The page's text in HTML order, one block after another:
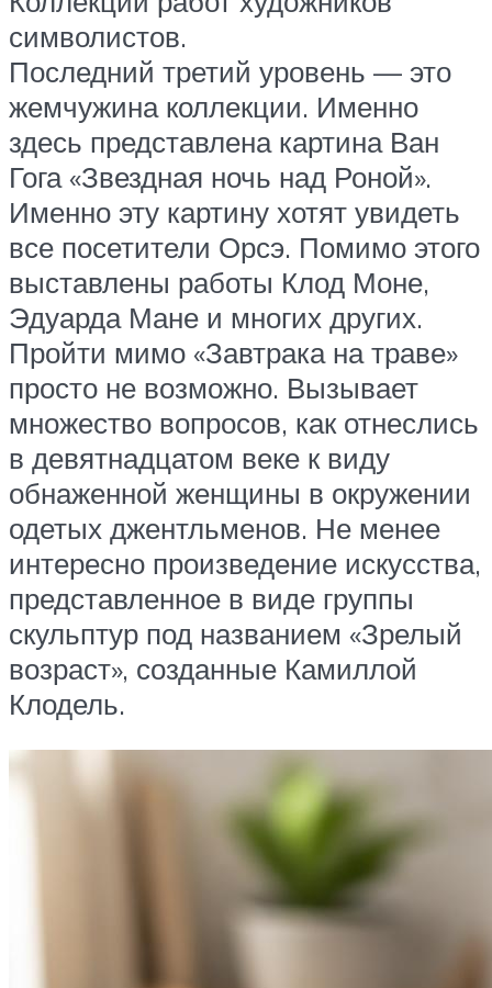
символистов.
Последний третий уровень — это
жемчужина коллекции. Именно
здесь представлена картина Ван
Гога «Звездная ночь над Роной».
Именно эту картину хотят увидеть
все посетители Орсэ. Помимо этого
выставлены работы Клод Моне,
Эдуарда Мане и многих других.
Пройти мимо «Завтрака на траве»
просто не возможно. Вызывает
множество вопросов, как отнеслись
в девятнадцатом веке к виду
обнаженной женщины в окружении
одетых джентльменов. Не менее
интересно произведение искусства,
представленное в виде группы
скульптур под названием «Зрелый
возраст», созданные Камиллой
Клодель.